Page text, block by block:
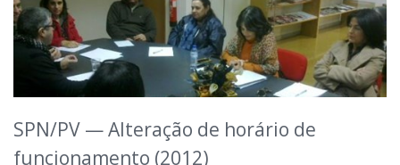
SPN/PV — Alteração de horário de
funcionamento (2012)